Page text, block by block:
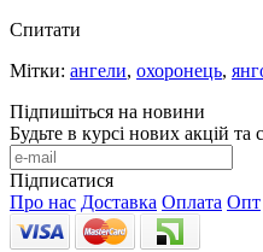
Спитати
Мітки: ангели, охоронець,
Підпишіться на новини
Будьте в курсі нових акцій
Підписатися
Про нас Доставка Оплата Опт